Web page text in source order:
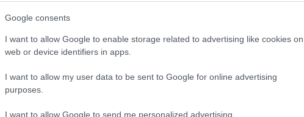
Google consents
I want to allow Google to enable storage related to advertising like cookies on
web or device identifiers in apps.
I want to allow my user data to be sent to Google for online advertising
purposes.
I want to allow Google to send me personalized advertising.